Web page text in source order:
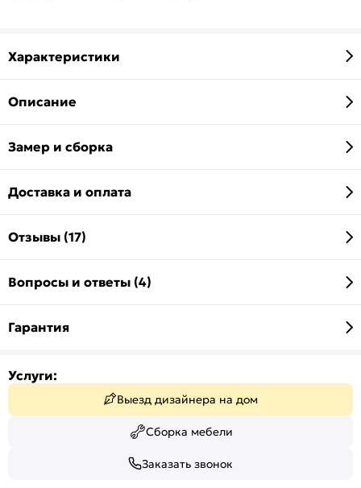
Характеристики
Описание
Замер и сборка
Доставка и оплата
Отзывы (17)
Вопросы и ответы (4)
Гарантия
Услуги:
Выезд дизайнера на дом
Сборка мебели
Заказать звонок